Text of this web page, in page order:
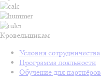
Кровельщикам
Условия сотрудничества
Программа лояльности
Обучение для партнёров